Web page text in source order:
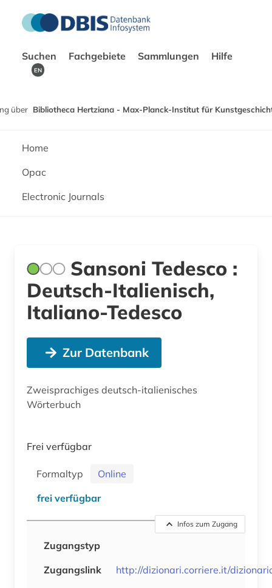
Suchen Fachgebiete Sammlungen Hilfe
EN
über Bibliotheca Hertziana - Max-Planck-Institut für
Home
Opac
Electronic Journals
Sansoni Tedesco :
Deutsch-Italienisch,
Italiano-Tedesco
Zur Datenbank
Zweisprachiges deutsch-italienisches
Wörterbuch
Frei verfügbar
Formaltyp
Online
frei verfügbar
Infos zum Zugang
Zugangstyp
Zugangslink
http://dizionari.corriere.it/